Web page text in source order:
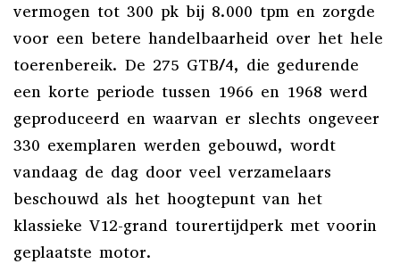
vermogen tot 300 pk bij 8.000 tpm en zorgde
voor een betere handelbaarheid over het hele
toerenbereik. De 275 GTB/4, die gedurende
een korte periode tussen 1966 en 1968 werd
geproduceerd en waarvan er slechts ongeveer
330 exemplaren werden gebouwd, wordt
vandaag de dag door veel verzamelaars
beschouwd als het hoogtepunt van het
klassieke V12-grand tourertijdperk met voorin
geplaatste motor.